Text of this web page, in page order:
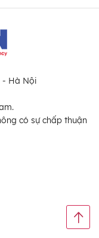
- Hà Nội
có sự chấp thuận